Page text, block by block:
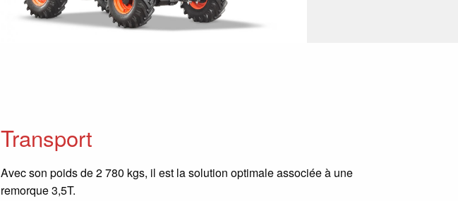
Transport
Avec son poids de 2 780 kgs, il est la solution optimale associée à une
remorque 3,5T.